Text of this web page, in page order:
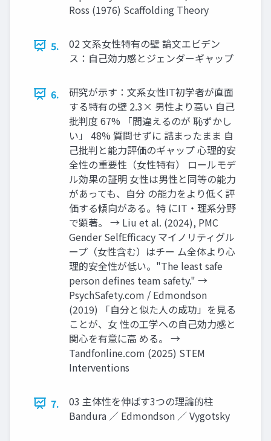
Ross (1976) Scaffolding Theory
5.
02 文系女性特有の壁 論文エビデン
ス：自己効力感とジェンダーギャップ
6.
研究が示す：文系女性IT初学者が直面
する特有の壁 2.3× 男性より高い 自己
批判度 67% 「間違えるのが 恥ずかし
い」 48% 質問せずに 詰まったまま 自
己批判と能力評価のギャップ 心理的安
全性の重要性（女性特有） ロールモデ
ル効果の証明 女性は男性と同等の能力
があっても、自分 の能力をより低く評
価する傾向がある。特 にIT・理系分野
で顕著。 → Liu et al. (2024), PMC
Gender SelfEfficacy マイノリティグル
ープ（女性含む）はチー ム全体より心
理的安全性が低い。"The least safe
person defines team safety." →
PsychSafety.com / Edmondson
(2019) 「自分と似た人の成功」を見る
ことが、女 性の工学への自己効力感と
関心を有意に高 める。 →
Tandfonline.com (2025) STEM
Interventions
7.
03 主体性を伸ばす3つの理論的柱
Bandura ／ Edmondson ／ Vygotsky